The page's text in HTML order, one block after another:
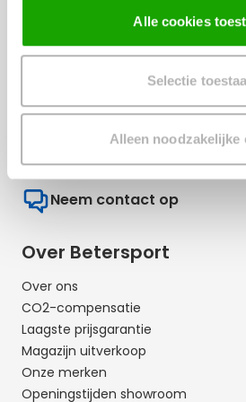
Alle cookies
Selectie
Alleen noodzakelijke
Veelgestelde vragen
Over Betersport
Over ons
CO2-compensatie
Laagste prijsgarantie
Magazijn uitverkoop
Onze merken
Openingstijden showroom
+31773211075
Open: 9:00 - 16:30
Neem contact op